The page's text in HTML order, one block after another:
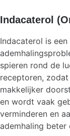
Indacaterol
Indacaterol is
spieren rond de
receptoren,
makkelijker
en wordt vaak
verminderen en
ademhaling beter